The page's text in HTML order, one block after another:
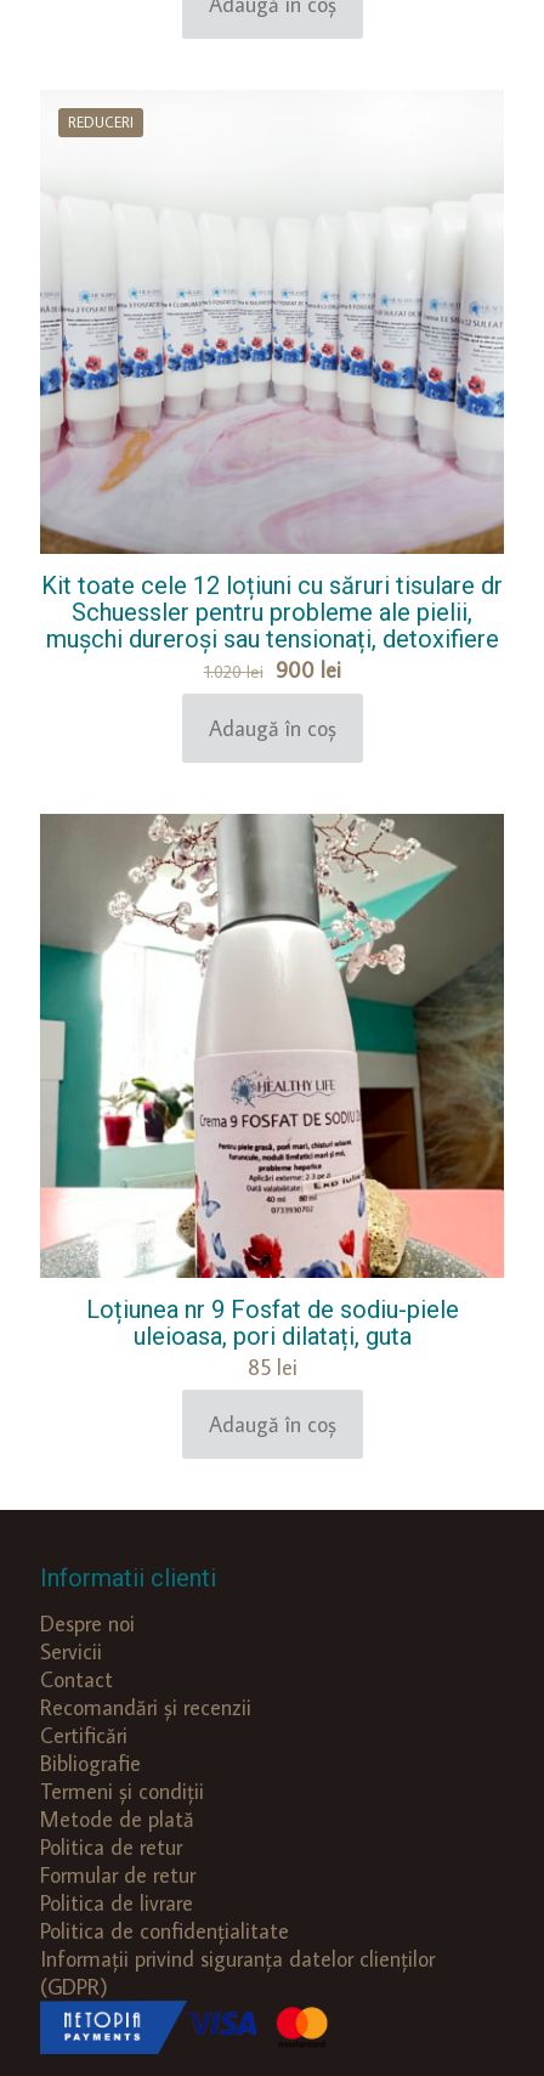
REDUCERI
Kit toate cele 12 loțiuni cu săruri tisulare dr
Schuessler pentru probleme ale pielii,
mușchi dureroși sau tensionați, detoxifiere
1.020lei
Prețul
inițial
a
900 leiPrețul
curent
Adaugă în coș
Loțiunea nr 9 Fosfat de sodiu-piele
uleioasa, pori dilatați, guta
85 lei
Adaugă în coș
Informatii clienti
Despre noi
Servicii
Contact
Recomandări și recenzii
Certificări
Bibliografie
Termeni și condiții
Metode de plată
Politica de retur
Formular de retur
Politica de livrare
Politica de confidențialitate
Informații privind siguranța datelor clienților
(GDPR)